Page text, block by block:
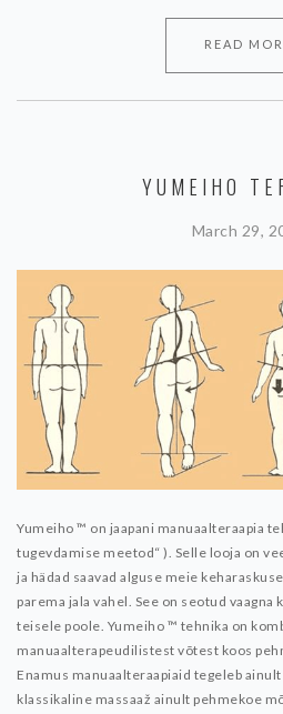
READ
YUMEIHO
March 29,
Yumeiho ™ on jaapani manuaalteraapia
tugevdamise meetod“ ). Selle looja on
ja hädad saavad alguse meie
parema jala vahel. See on seotud vaagna
teisele poole. Yumeiho ™ tehnika on
manuaalterapeudilistest võtest koos
Enamus manuaalteraapiaid tegeleb
klassikaline massaaž ainult pehmekoe